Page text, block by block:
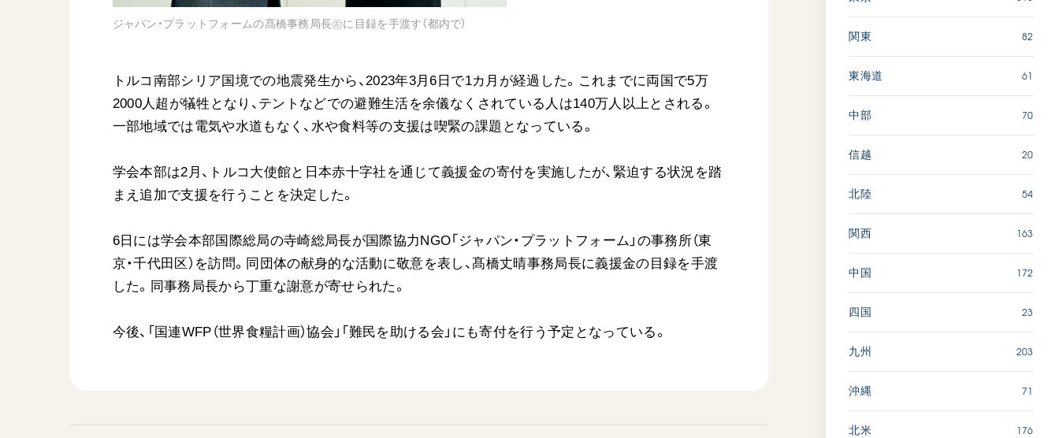
各国ウェブサイト 会員サポート
座談会御書ｅ講義
小説『新・人間革命』『人間革命』
要旨
聖教ブックストア
soka youth media
Soka Gakkai グローバルサイト
「ペンタトニック・ファン
ファーレ」 関西吹奏楽団
2026.07.17
ジャパン・プラットフォームの髙橋事務局長㊧に目録を手渡す（都内で）
トルコ南部シリア国境での地震発生から、2023年3月6日で1カ月が経過した。これまでに両国で5万
2000人超が犠牲となり、テントなどでの避難生活を余儀なくされている人は140万人以上とされる。
一部地域では電気や水道もなく、水や食料等の支援は喫緊の課題となっている。
学会本部は2月、トルコ大使館と日本赤十字社を通じて義援金の寄付を実施したが、緊迫する状況を踏
まえ追加で支援を行うことを決定した。
6日には学会本部国際総局の寺崎総局長が国際協力NGO「ジャパン・プラットフォーム」の事務所（東
京・千代田区）を訪問。同団体の献身的な活動に敬意を表し、髙橋丈晴事務局長に義援金の目録を手渡
した。同事務局長から丁重な謝意が寄せられた。
今後、「国連WFP（世界食糧計画）協会」「難民を助ける会」にも寄付を行う予定となっている。
関東 82
東海道 61
中部 70
信越 20
北陸 54
関西 163
中国 172
四国 23
九州 203
沖縄 71
北米 176